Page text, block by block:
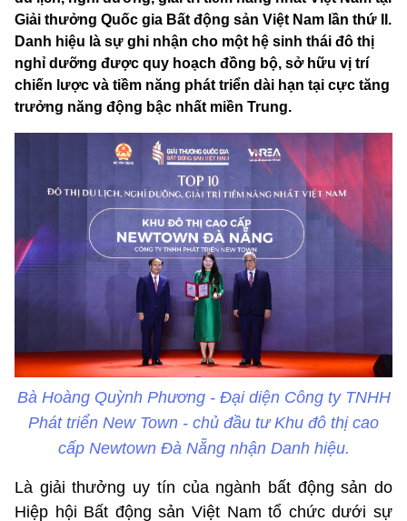
Giải thưởng Quốc gia Bất động sản Việt Nam lần thứ II.
Danh hiệu là sự ghi nhận cho một hệ sinh thái đô thị
nghỉ dưỡng được quy hoạch đồng bộ, sở hữu vị trí
chiến lược và tiềm năng phát triển dài hạn tại cực tăng
trưởng năng động bậc nhất miền Trung.
Bà Hoàng Quỳnh Phương - Đại diện Công ty TNHH
Phát triển New Town - chủ đầu tư Khu đô thị cao
cấp Newtown Đà Nẵng nhận Danh hiệu.
Là giải thưởng uy tín của ngành bất động sản do
Hiệp hội Bất động sản Việt Nam tổ chức dưới sự